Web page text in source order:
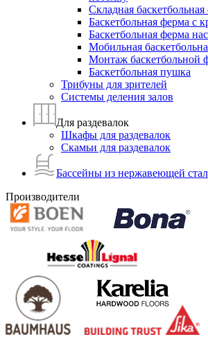
Складная
Баскетбольная ферма с
Баскетбольная ферма
Мобильная
Монтаж баскетбольной
Баскетбольная пушка
Трибуны для зрителей
Системы деления залов
Для раздевалок
Шкафы для раздевалок
Скамьи для раздевалок
Бассейны из нержавеющей
Производители